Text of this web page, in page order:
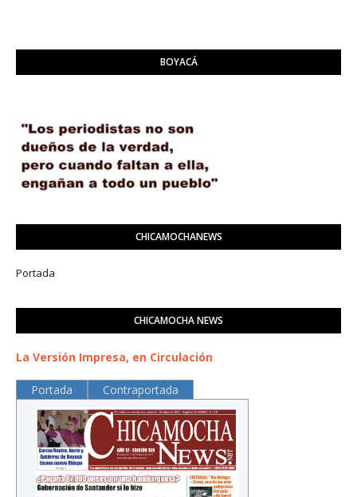
BOYACÁ
CHICAMOCHANEWS
Portada
CHICAMOCHA NEWS
La Versión Impresa, en Circulación
Portada Contraportada